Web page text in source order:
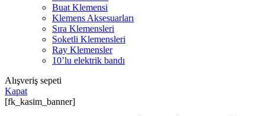
Buat Klemensi
Klemens Aksesuarları
Sıra Klemensleri
Soketli Klemensleri
Ray Klemensler
10’lu elektrik bandı
Alışveriş sepeti
Kapat
[fk_kasim_banner]